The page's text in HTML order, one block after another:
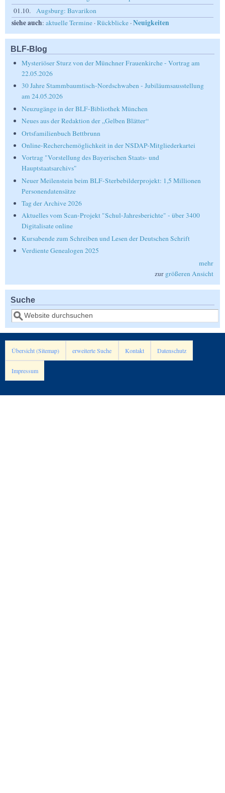
01.10.
Augsburg: Bavarikon
siehe auch: aktuelle Termine ·Rückblicke ·Neuigkeiten
BLF-Blog
Mysteriöser Sturz von der Münchner Frauenkirche - Vortrag am
22.05.2026
30 Jahre Stammbaumtisch-Nordschwaben - Jubiläumsausstellung
am 24.05.2026
Neuzugänge in der BLF-Bibliothek München
Neues aus der Redaktion der „Gelben Blätter“
Ortsfamilienbuch Bettbrunn
Online-Recherchemöglichkeit in der NSDAP-Mitgliederkartei
Vortrag "Vorstellung des Bayerischen Staats- und
Hauptstaatsarchivs"
Neuer Meilenstein beim BLF-Sterbebilderprojekt: 1,5 Millionen
Personendatensätze
Tag der Archive 2026
Aktuelles vom Scan-Projekt "Schul-Jahresberichte" - über 3400
Digitalisate online
Kursabende zum Schreiben und Lesen der Deutschen Schrift
Verdiente Genealogen 2025
mehr
zur größeren Ansicht
Suche
Suche
Übersicht (Sitemap) erweiterte Suche Kontakt Datenschutz
Impressum